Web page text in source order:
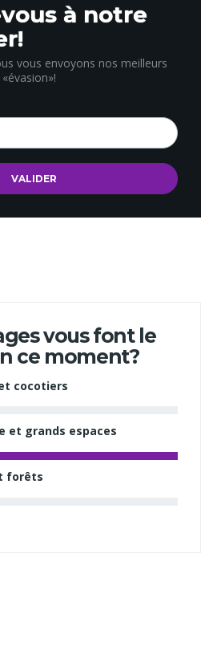
à notre
vous envoyons nos meilleurs
vous font le
ce moment?
cocotiers
et grands espaces
forêts